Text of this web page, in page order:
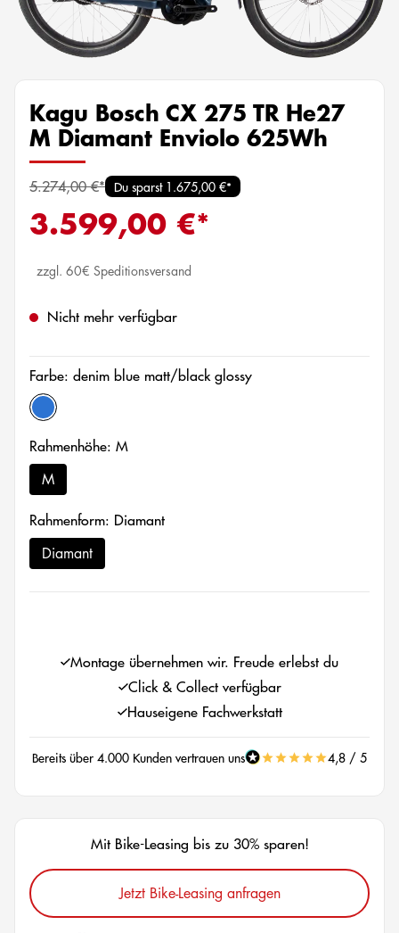
Kagu Bosch CX 275 TR He27
M Diamant Enviolo 625Wh
5.274,00 €* Du sparst 1.675,00 €*
3.599,00 €*
zzgl. 60€ Speditionsversand
Nicht mehr verfügbar
Farbe: denim blue matt/black glossy
denim blue matt/black glossy
Rahmenhöhe: M
M
Rahmenform: Diamant
Diamant
Montage übernehmen wir. Freude erlebst du
Click & Collect verfügbar
Hauseigene Fachwerkstatt
Bereits über 4.000 Kunden vertrauen uns 4,8 / 5
Mit Bike-Leasing bis zu 30% sparen!
Jetzt Bike-Leasing anfragen